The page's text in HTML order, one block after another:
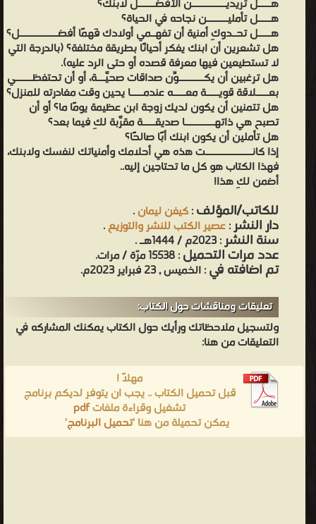
طفلك دون أن تفقد عقلك ❝ ❞ كيف تغير سلوك أسرتك ❝ ❞ لماذا يسئ
أبناؤنا التصرف؟ ❝ الناشرين : ❞ مكتبة جرير ❝ ❞ عصير الكتب للنشر
والتوزيع ❝ ❱
من جديد الكتب والروايات - مكتبة الكتب والموسوعات العامة.
هـــل تريديــــــــن الأفضــــل لابنك؟
هـــل تأمليـــــن نجاحه في الحياة؟
هـــل تحـدوكِ أمنية أن تفهـمي أولادك فَهمًا أفضـــــــــل؟
هل تشعرين أن ابنك يفكر أحيانًا بطريقة مختلفة؟ (بالدرجة التي
لا تستطيعين فيها معرفة قصده أو حتى الرد عليه).
هل ترغبين أن يكــــــوِّن صداقات صحيَّــة، أو أن تحتفظــــي
بعـــلاقة قويـــة معـــه عندمـــا يحين وقت مغادرته للمنزل؟
هل تتمنين أن يكون لديك زوجة ابن عظيمة يومًا ما؟ أو أن
تصبح هي ذاتهـــــــا صديقـــة مقرَّبة لكِ فيما بعد؟
هل تأملين أن يكون ابنك أبًا صالحًا؟
إذا كانـــــــــــت هذه هي أحلامك وأمنياتك لنفسك ولابنك،
فهذا الكتاب هو كل ما تحتاجين إليه..
أضمن لكِ هذا!
للكاتب/المؤلف:كيفن ليمان.
دار النشر:عصير الكتب للنشر والتوزيع.
سنة النشر: 2023م / 1444هـ .
عدد مرات التحميل: 15538 مرّة / مرات.
تم اضافته في: الخميس , 23 فبراير 2023م.
تعليقات ومناقشات حول الكتاب:
ولتسجيل ملاحظاتك ورأيك حول الكتاب يمكنك المشاركه في
التعليقات من هنا:
مهلاً !
قبل تحميل الكتاب .. يجب ان يتوفر لديكم برنامج
تشغيل وقراءة ملفاتpdf
يمكن تحميلة من هنا 'تحميل البرنامج'